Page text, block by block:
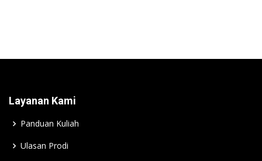
Layanan Kami
Panduan Kuliah
Ulasan Prodi